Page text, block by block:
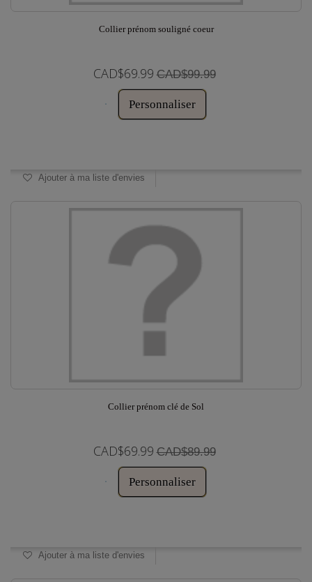
Collier prénom souligné coeur
CAD$69.99 CAD$99.99
Personnaliser
Ajouter à ma liste d'envies
Collier prénom clé de Sol
CAD$69.99 CAD$89.99
Personnaliser
Ajouter à ma liste d'envies